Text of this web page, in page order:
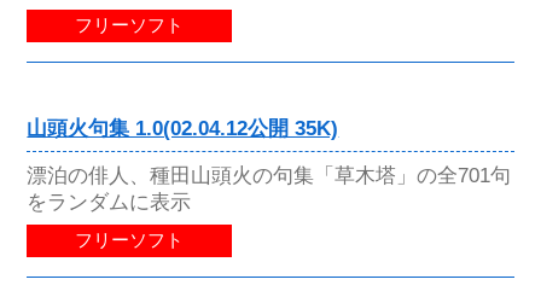
フリーソフト
山頭火句集 1.0(02.04.12公開 35K)
漂泊の俳人、種田山頭火の句集「草木塔」の全701句
をランダムに表示
フリーソフト